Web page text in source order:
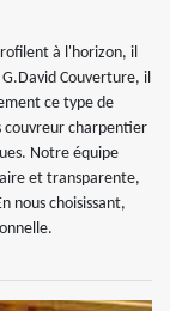
à l'horizon, il
Couverture, il
ce type de
couvreur charpentier
Notre équipe
et transparente,
nous choisissant,